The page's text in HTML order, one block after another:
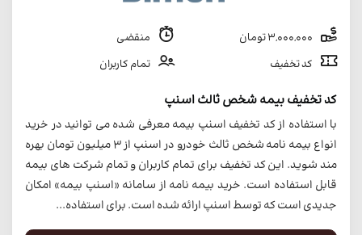
منقضی
کد تخفیف
تمام کاربران
کد تخفیف بیمه شخص ثالث اسنپ
با استفاده از کد تخفیف اسنپ بیمه معرفی شده می توانید در خرید
انواع بیمه نامه شخص ثالث خودرو در اسنپ از 3 میلیون تومان بهره
مند شوید. این کد تخفیف برای تمام کاربران و تمام شرکت های بیمه
قابل استفاده است. خرید بیمه نامه از سامانه «اسنپ بیمه» امکان
جدیدی است که توسط اسنپ ارائه شده است. برای استفاده...